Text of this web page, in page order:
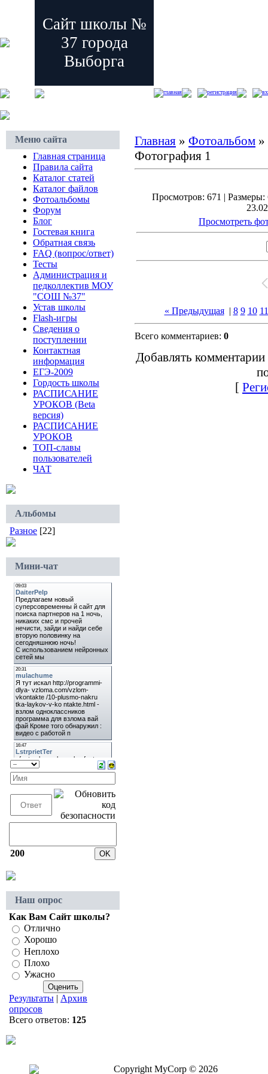
Сайт школы №
37 города
Выборга
главная регистрация
Меню сайта
Главная страница
Правила сайта
Каталог статей
Каталог файлов
Фотоальбомы
Форум
Блог
Гостевая книга
Обратная связь
FAQ (вопрос/ответ)
Тесты
Администрация и
педколлектив МОУ
"СОШ №37"
Устав школы
Flash-игры
Сведения о
поступлении
Контактная
информация
ЕГЭ-2009
Гордость школы
РАСПИСАНИЕ
УРОКОВ (Beta
версия)
РАСПИСАНИЕ
УРОКОВ
ТОП-славы
пользователей
ЧАТ
Альбомы
Разное [22]
Мини-чат
200
Наш опрос
Как Вам Сайт школы?
Отлично
Хорошо
Неплохо
Плохо
Ужасно
Результаты | Архив
опросов
Всего ответов: 125
Главная » Фотоальбом »
Фотография 1
Просмотров: 671 |
Просмотреть
« Предыдущая| 8 9 10 11
Всего комментариев: 0
Добавлять комментарии
[
Copyright MyCorp © 2026